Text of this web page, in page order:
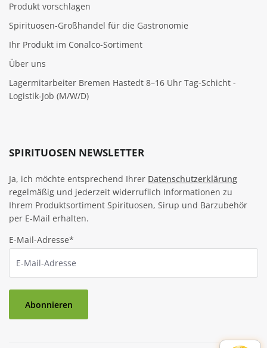
Produkt vorschlagen
Spirituosen-Großhandel für die Gastronomie
Ihr Produkt im Conalco-Sortiment
Über uns
Lagermitarbeiter Bremen Hastedt 8–16 Uhr Tag-Schicht -
Logistik-Job (M/W/D)
SPIRITUOSEN NEWSLETTER
Ja, ich möchte entsprechend Ihrer Datenschutzerklärung
regelmäßig und jederzeit widerruflich Informationen zu
Ihrem Produktsortiment Spirituosen, Sirup und Barzubehör
per E-Mail erhalten.
E-Mail-Adresse*
Abonnieren